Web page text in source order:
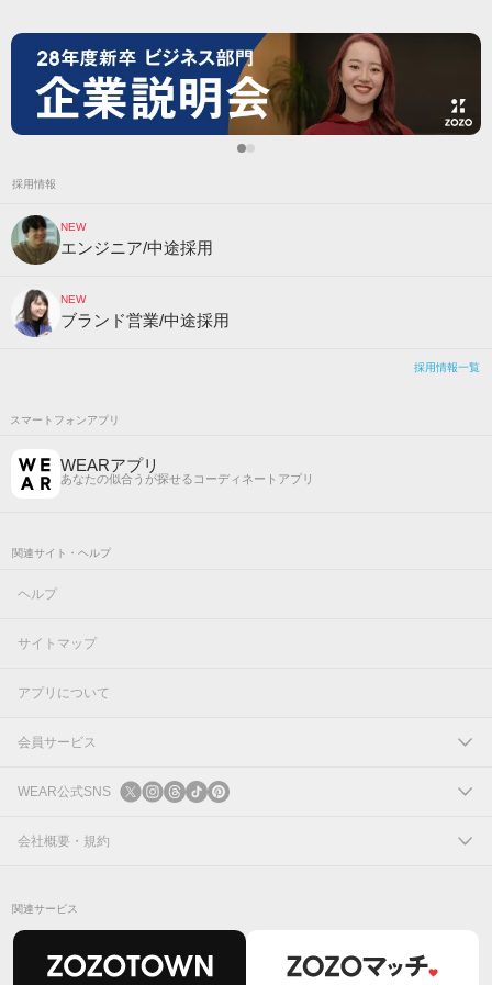
採用情報
NEW
エンジニア/中途採用
NEW
ブランド営業/中途採用
採用情報一覧
スマートフォンアプリ
WEARアプリ
あなたの似合うが探せるコーディネートアプリ
関連サイト・ヘルプ
ヘルプ
サイトマップ
アプリについて
会員サービス
ログイン
新規会員登録
WEAR公式SNS
X
会社概要・規約
関連サービス